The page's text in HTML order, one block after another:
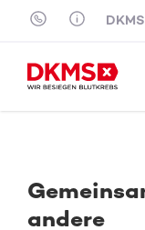
Skip to content
andere